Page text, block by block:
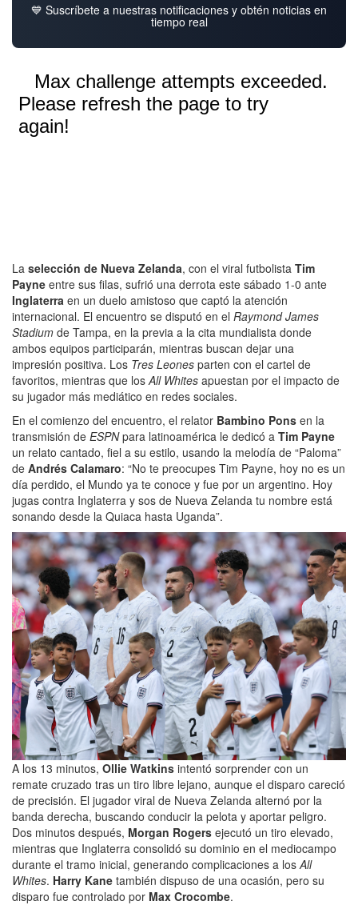
💙 Suscríbete a nuestras notificaciones y obtén noticias en
tiempo real
La selección de Nueva Zelanda, con el viral futbolista Tim
Payne entre sus filas, sufrió una derrota este sábado 1-0 ante
Inglaterra en un duelo amistoso que captó la atención
internacional. El encuentro se disputó en el Raymond James
Stadium de Tampa, en la previa a la cita mundialista donde
ambos equipos participarán, mientras buscan dejar una
impresión positiva. Los Tres Leones parten con el cartel de
favoritos, mientras que los All Whites apuestan por el impacto de
su jugador más mediático en redes sociales.
En el comienzo del encuentro, el relator Bambino Pons en la
transmisión de ESPNpara latinoamérica le dedicó a Tim Payne
un relato cantado, fiel a su estilo, usando la melodía de “Paloma”
de Andrés Calamaro: “No te preocupes Tim Payne, hoy no es un
día perdido, el Mundo ya te conoce y fue por un argentino. Hoy
jugas contra Inglaterra y sos de Nueva Zelanda tu nombre está
sonando desde la Quiaca hasta Uganda”.
A los 13 minutos, Ollie Watkins intentó sorprender con un
remate cruzado tras un tiro libre lejano, aunque el disparo careció
de precisión. El jugador viral de Nueva Zelanda alternó por la
banda derecha, buscando conducir la pelota y aportar peligro.
Dos minutos después, Morgan Rogers ejecutó un tiro elevado,
mientras que Inglaterra consolidó su dominio en el mediocampo
durante el tramo inicial, generando complicaciones a los All
Whites. Harry Kane también dispuso de una ocasión, pero su
disparo fue controlado por Max Crocombe.